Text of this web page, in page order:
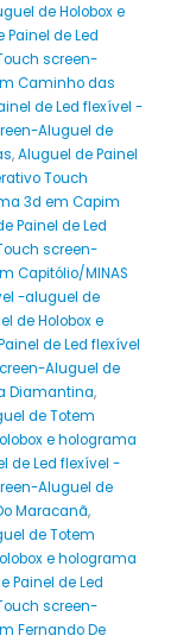
de Holobox e
Painel de Led
screen-
Caminho das
de Led flexível -
Aluguel de
,Aluguel de Painel
Touch
3d em Capim
Painel de Led
screen-
Capitólio/MINAS
-aluguel de
de Holobox e
de Led flexível
Aluguel de
Diamantina,
de Totem
e holograma
de Led flexível -
Aluguel de
Maracanã,
de Totem
e holograma
Painel de Led
screen-
Fernando De